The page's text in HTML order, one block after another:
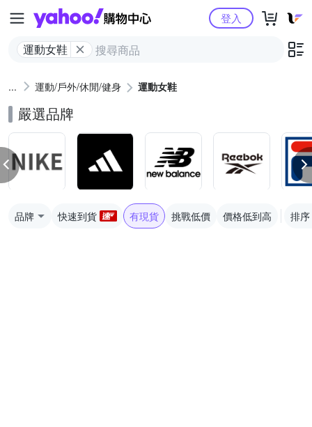
Yahoo購物中心
運動女鞋
登入
運動/戶外/休閒/健身 運動女鞋
嚴選品牌
品牌 快速到貨 有現貨 挑戰低價 價格低到高 排序